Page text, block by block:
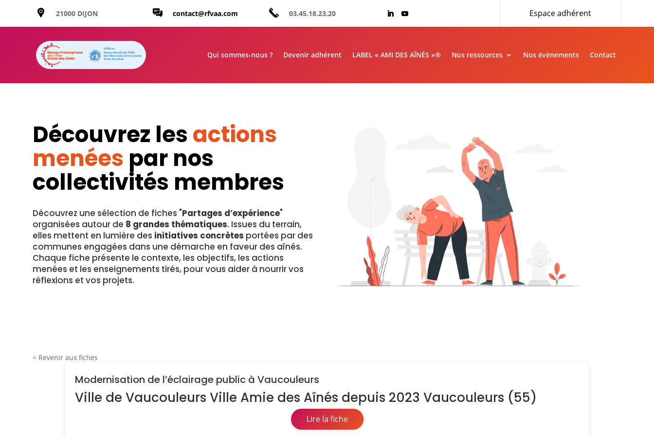
21000 DIJON contact@rfvaa.com 03.45.18.23.20 Espace adhérent
Qui sommes-nous ? Devenir adhérent LABEL « AMI DES AÎNÉS »® Nos ressources Nos évènements Contact
Découvrez les actions
menées par nos
collectivités membres
Découvrez une sélection de fiches "Partages d’expérience"
organisées autour de 8 grandes thématiques. Issues du terrain,
elles mettent en lumière des initiatives concrètes portées par des
communes engagées dans une démarche en faveur des aînés.
Chaque fiche présente le contexte, les objectifs, les actions
menées et les enseignements tirés, pour vous aider à nourrir vos
réflexions et vos projets.
< Revenir aux fiches
Modernisation de l’éclairage public à Vaucouleurs
Ville de Vaucouleurs Ville Amie des Aînés depuis 2023 Vaucouleurs (55)
Lire la fiche